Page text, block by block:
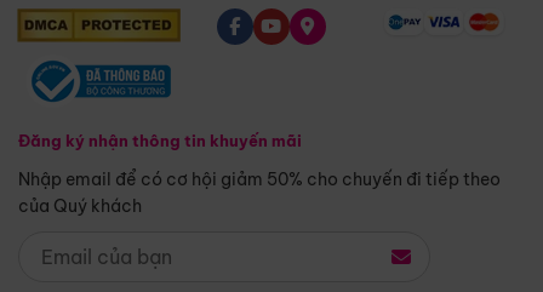
Đăng ký nhận thông tin khuyến mãi
Nhập email để có cơ hội giảm 50% cho chuyến đi tiếp theo
của Quý khách